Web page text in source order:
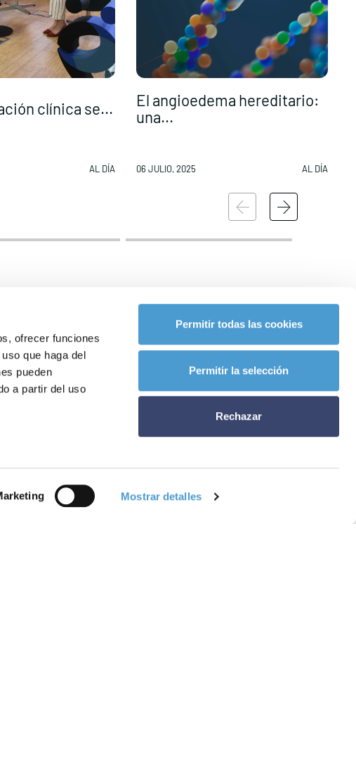
ofrecer funciones
que haga del
pueden
a partir del uso
Mostrar detalles
Permitir todas las cookies
Permitir la selección
Rechazar
clínica se...
AL DÍA
El angioedema hereditario:
una...
06 JULIO, 2025 AL DÍA
Contacta con nosotros
legal